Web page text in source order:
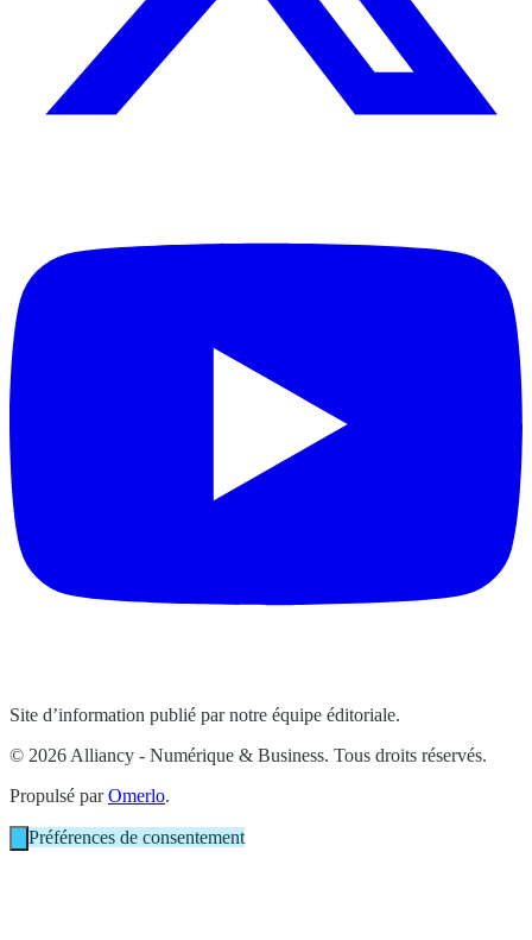
Site d’information publié par notre équipe éditoriale.
© 2026 Alliancy - Numérique & Business. Tous droits réservés.
Propulsé parOmerlo.
Préférences de consentement